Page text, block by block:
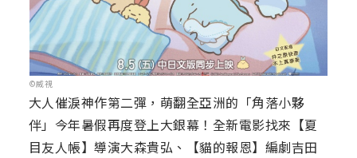
©威視
大人催淚神作第二彈，萌翻全亞洲的「角落小夥
伴」今年暑假再度登上大銀幕！全新電影找來【夏
目友人帳】導演大森貴弘、【貓的報恩】編劇吉田